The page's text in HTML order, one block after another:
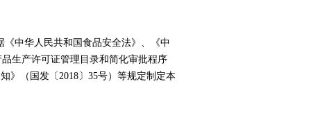
中华人民共和国食品安全法》、《中
生产许可证管理目录和简化审批程序
》（国发〔 2018 〕 35号）等规定制定本